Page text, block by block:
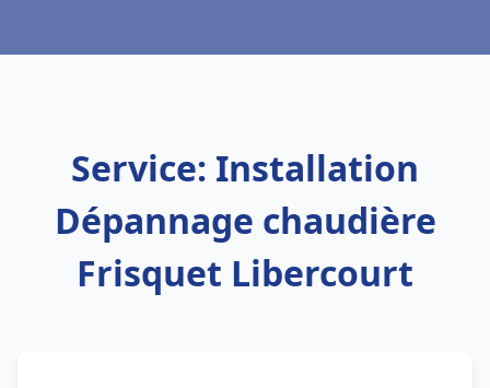
Service: Installation
Dépannage chaudière
Frisquet Libercourt